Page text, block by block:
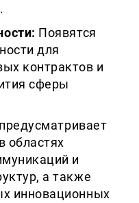
Появятся
для
контрактов и
сферы
областях
и
а также
инновационных